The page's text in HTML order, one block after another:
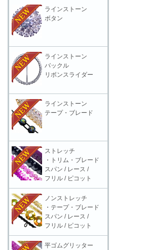
ラインストーン
ボタン
ラインストーン
バックル
リボンスライダー
ラインストーン
テープ・ブレード
ストレッチ
・トリム・ブレード
スパン / レース /
フリル / ピコット
ノンストレッチ
・テープ・ブレード
スパン / レース /
フリル / ピコット
平ゴムグリッター